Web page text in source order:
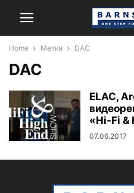
Home Метки DAC
DAC
ELAC,
«Hi-Fi &
07.06.2017